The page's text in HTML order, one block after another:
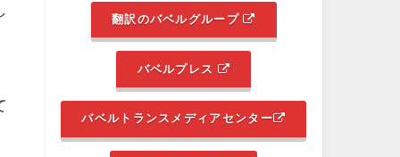
翻訳のバベルグループ
バベルプレス
バベルトランスメディアセンター